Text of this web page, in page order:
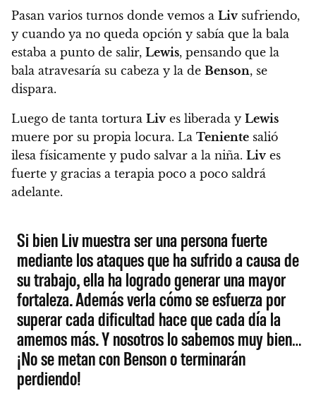
Pasan varios turnos donde vemos a Liv sufriendo,
y cuando ya no queda opción y sabía que la bala
estaba a punto de salir, Lewis, pensando que la
bala atravesaría su cabeza y la de Benson, se
dispara.
Luego de tanta tortura Liv es liberada y Lewis
muere por su propia locura. La Teniente salió
ilesa físicamente y pudo salvar a la niña. Liv es
fuerte y gracias a terapia poco a poco saldrá
adelante.
Si bien Liv muestra ser una persona fuerte
mediante los ataques que ha sufrido a causa de
su trabajo, ella ha logrado generar una mayor
fortaleza. Además verla cómo se esfuerza por
superar cada dificultad hace que cada día la
amemos más. Y nosotros lo sabemos muy bien…
¡No se metan con Benson o terminarán
perdiendo!